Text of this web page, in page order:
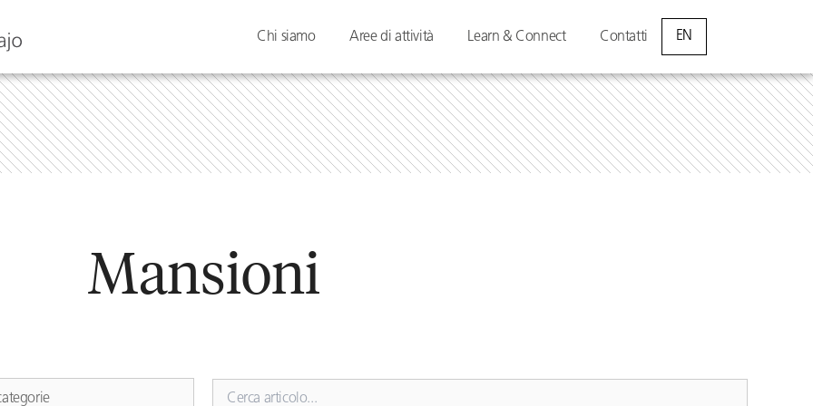
Chi siamo Aree di attività Learn & Connect Contatti EN
Mansioni